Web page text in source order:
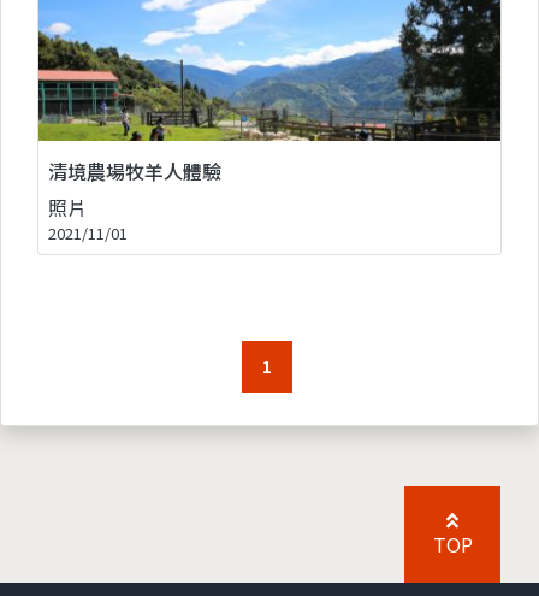
清境農場牧羊人體驗
照片
2021/11/01
1
TOP